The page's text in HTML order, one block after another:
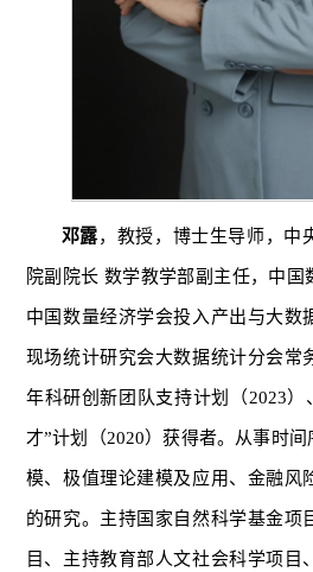
邓露，教授，博士生导师，中
院副院长 数学教学部副主任，中国
中国数量经济学会投入产出与大数
现场统计研究会大数据统计分会常
年科研创新团队支持计划（2023
才”计划（2020）获得者。从事时
模、极值理论建模及应用、金融风
的研究。主持国家自然科学基金项
目、主持教育部人文社会科学项目